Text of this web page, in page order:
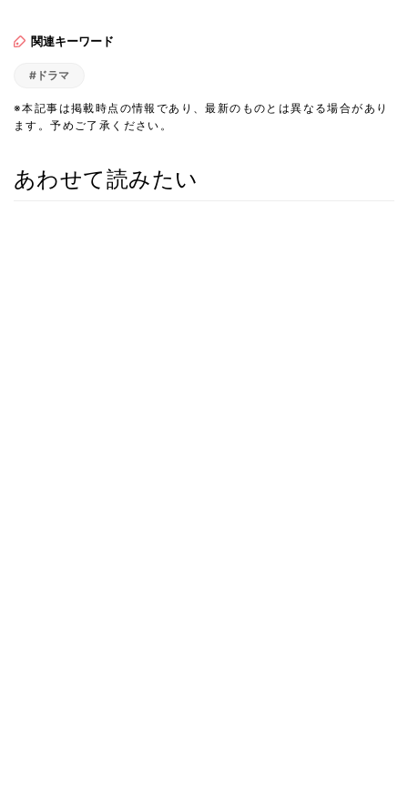
関連キーワード
#ドラマ
※本記事は掲載時点の情報であり、最新のものとは異なる場合があり
ます。予めご了承ください。
あわせて読みたい